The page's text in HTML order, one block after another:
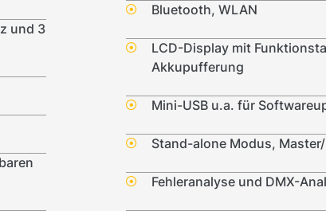
und 3
Bluetooth, WLAN
LCD-Display mit
Akkupufferung
Mini-USB u.a. für
Stand-alone Modus,
Fehleranalyse und DMX-